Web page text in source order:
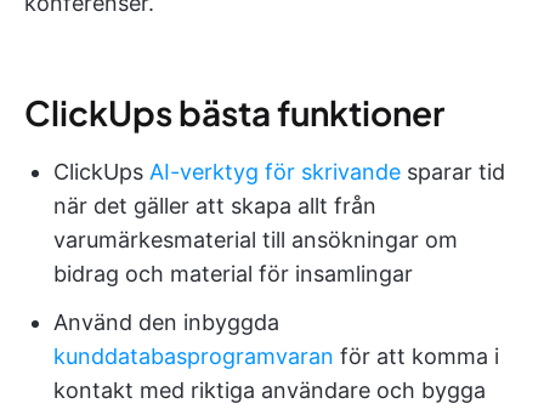
ClickUps bästa funktioner
ClickUps AI-verktyg för skrivande sparar tid
när det gäller att skapa allt från
varumärkesmaterial till ansökningar om
bidrag och material för insamlingar
Använd den inbyggda
kunddatabasprogramvaran för att komma i
kontakt med riktiga användare och bygga